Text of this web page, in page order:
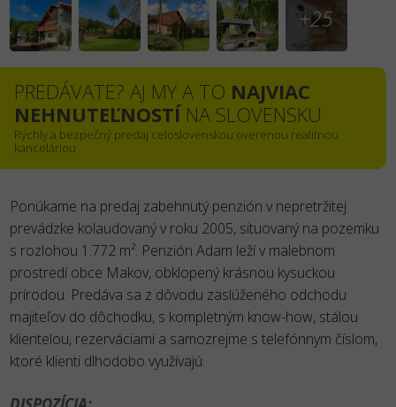
+25
PREDÁVATE? AJ MY A TO NAJVIAC
NEHNUTEĽNOSTÍNA SLOVENSKU
Rýchly a bezpečný predaj celoslovenskou overenou realitnou
kanceláriou
Ponúkame na predaj zabehnutý penzión v nepretržitej
prevádzke kolaudovaný v roku 2005, situovaný na pozemku
s rozlohou 1.772 m². Penzión Adam leží v malebnom
prostredí obce Makov, obklopený krásnou kysuckou
prírodou. Predáva sa z dôvodu zaslúženého odchodu
majiteľov do dôchodku, s kompletným know-how, stálou
klientelou, rezerváciami a samozrejme s telefónnym číslom,
ktoré klienti dlhodobo využívajú.